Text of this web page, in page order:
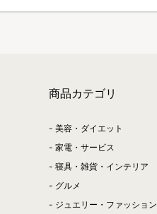
商品カテゴリ
美容・ダイエット
家電・サービス
寝具・雑貨・インテリア
グルメ
ジュエリー・ファッション